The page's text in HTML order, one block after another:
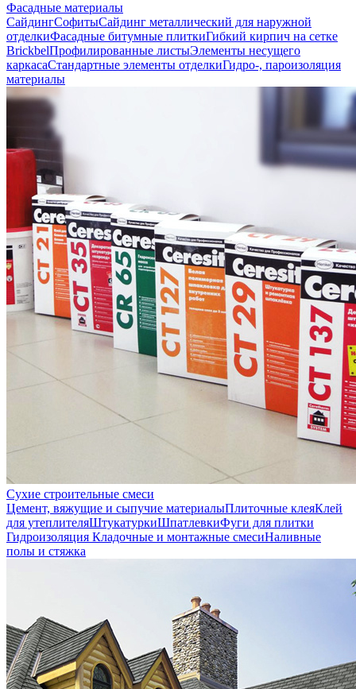
Фасадные материалы
СайдингСофитыСайдинг металлический для наружной
отделкиФасадные битумные плиткиГибкий кирпич на сетке
BrickbelПрофилированные листыЭлементы несущего
каркасаСтандартные элементы отделкиГидро-, пароизоляция
материалы
Сухие строительные смеси
Цемент, вяжущие и сыпучие материалыПлиточные клеяКлей
для утеплителяШтукатуркиШпатлевкиФуги для плитки
Гидроизоляция Кладочные и монтажные смесиНаливные
полы и стяжка